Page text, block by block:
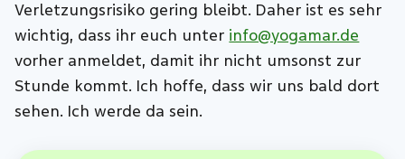
Verletzungsrisiko gering bleibt. Daher ist es sehr
wichtig, dass ihr euch unter info@yogamar.de
vorher anmeldet, damit ihr nicht umsonst zur
Stunde kommt. Ich hoffe, dass wir uns bald dort
sehen. Ich werde da sein.